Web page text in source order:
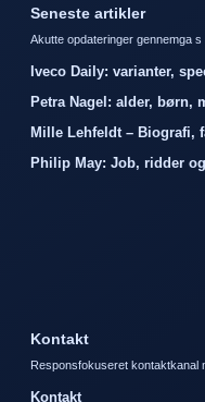
Seneste artikler
Akutte opdateringer gennemga
Iveco Daily: varianter,
Petra Nagel: alder, børn,
Mille Lehfeldt – Biografi,
Philip May: Job, ridder
Kontakt
Responsfokuseret kontaktkanal
Kontakt